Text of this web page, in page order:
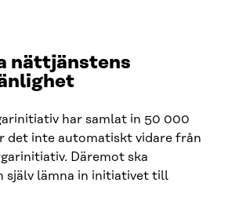
nättjänstens
har samlat in 50 000
det inte automatiskt vidare från
Däremot ska
själv lämna in initiativet till